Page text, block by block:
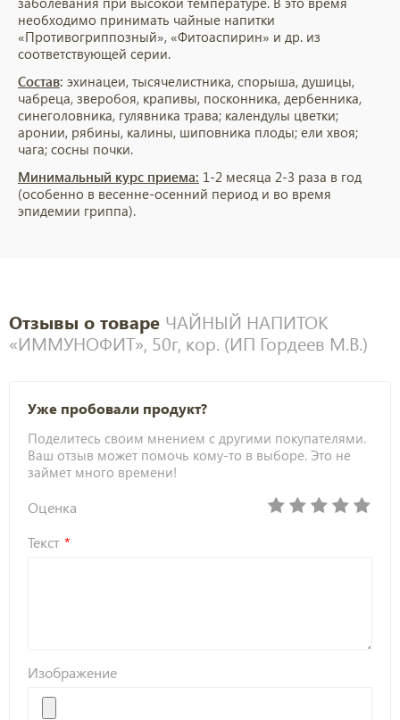
необходимо принимать чайные напитки
«Противогриппозный», «Фитоаспирин» и др. из
соответствующей серии.
Состав: эхинацеи, тысячелистника, спорыша, душицы,
чабреца, зверобоя, крапивы, посконника, дербенника,
синеголовника, гулявника трава; календулы цветки;
аронии, рябины, калины, шиповника плоды; ели хвоя;
чага; сосны почки.
Минимальный курс приема: 1-2 месяца 2-3 раза в год
(особенно в весенне-осенний период и во время
эпидемии гриппа).
Отзывы о товаре ЧАЙНЫЙ НАПИТОК
«ИММУНОФИТ», 50г, кор. (ИП Гордеев М.В.)
Уже пробовали продукт?
Поделитесь своим мнением с другими покупателями.
Ваш отзыв может помочь кому-то в выборе. Это не
займет много времени!
Оценка
Текст
Изображение